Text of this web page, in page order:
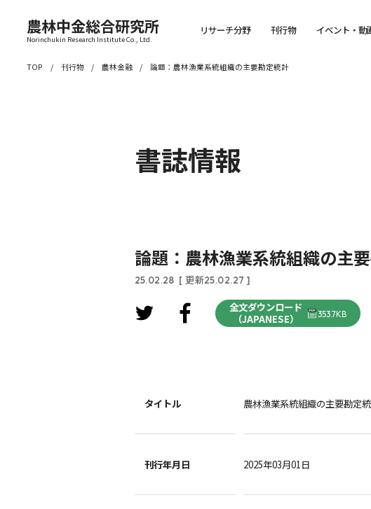
農林中金総合研究所
Norinchukin Research Institute Co., Ltd.
リサーチ分野 刊行物 イベント・動
TOP 刊行物 農林金融 論題：農林漁業系統組織の主要勘定統計
書誌情報
論題：農林漁業系統組織の主
25.02.28 [ 更新25.02.27 ]
全文ダウンロード
（JAPANESE）
353.7KB
タイトル 農林漁業系統組織の主要勘定
刊行年月日 2025年03月01日